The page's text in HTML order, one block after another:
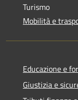
Turismo
Mobilità e
Educazione e
Giustizia e